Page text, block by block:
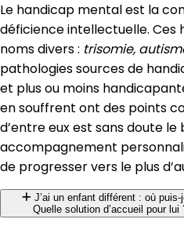
Le handicap mental est la
déficience intellectuelle.
noms divers : trisomie,
pathologies sources de
et plus ou moins
en souffrent ont des points
d’entre eux est sans doute le
accompagnement
de progresser vers le plus
Quelle solution d’accueil pour